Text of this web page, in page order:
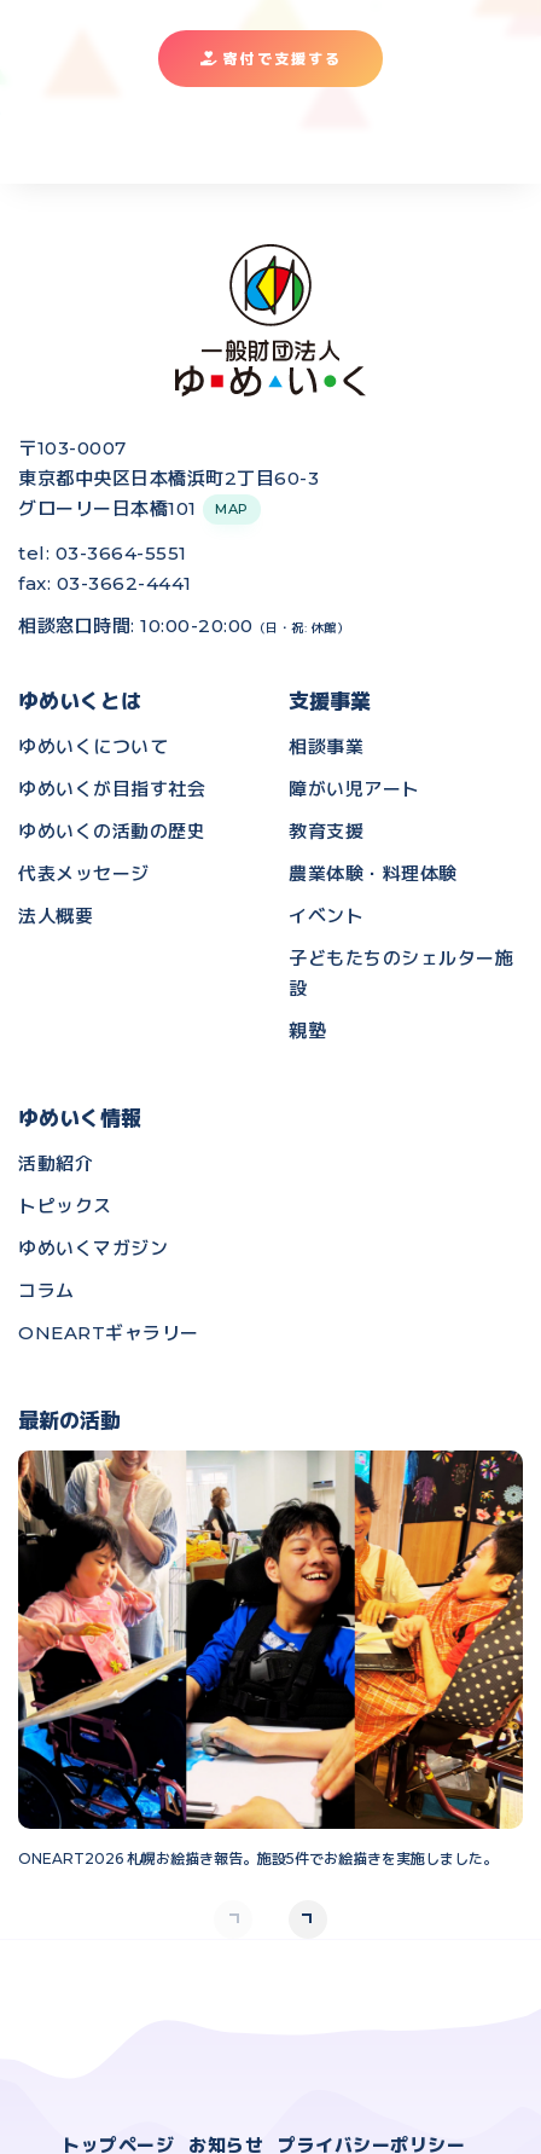
寄付で支援する
〒103-0007
東京都中央区日本橋浜町2丁目60-3
グローリー日本橋101
MAP
tel: 03-3664-5551
fax: 03-3662-4441
相談窓口時間: 10:00-20:00
（日・祝: 休館）
ゆめいくとは
ゆめいくについて
ゆめいくが目指す社会
ゆめいくの活動の歴史
代表メッセージ
法人概要
支援事業
相談事業
障がい児アート
教育支援
農業体験・料理体験
イベント
子どもたちのシェルター施
設
親塾
ゆめいく情報
活動紹介
トピックス
ゆめいくマガジン
コラム
ONEARTギャラリー
最新の活動
ONEART2026 札幌お絵描き報告。施設5件でお絵描きを実施しました。
トップページ お知らせ プライバシーポリシー